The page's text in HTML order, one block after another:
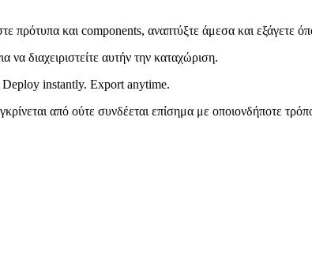
και components, αναπτύξτε άμεσα και εξάγετε
να διαχειριστείτε αυτήν την καταχώριση.
instantly. Export anytime.
από ούτε συνδέεται επίσημα με οποιονδήποτε